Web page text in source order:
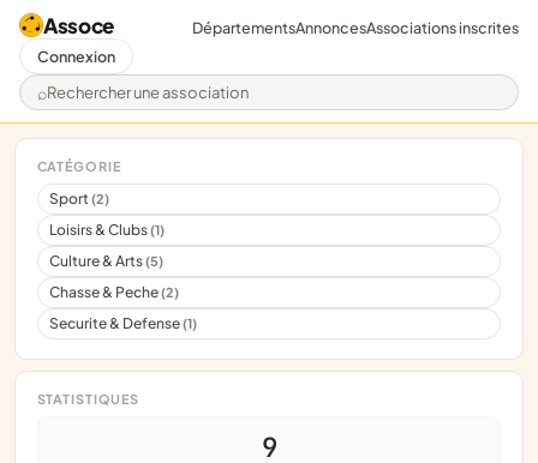
Assoce
Rechercher une association
DépartementsAnnoncesAssociations inscrites
Connexion
CATÉGORIE
Sport(2)
Loisirs & Clubs(1)
Culture & Arts(5)
Chasse & Peche(2)
Securite & Defense(1)
STATISTIQUES
9